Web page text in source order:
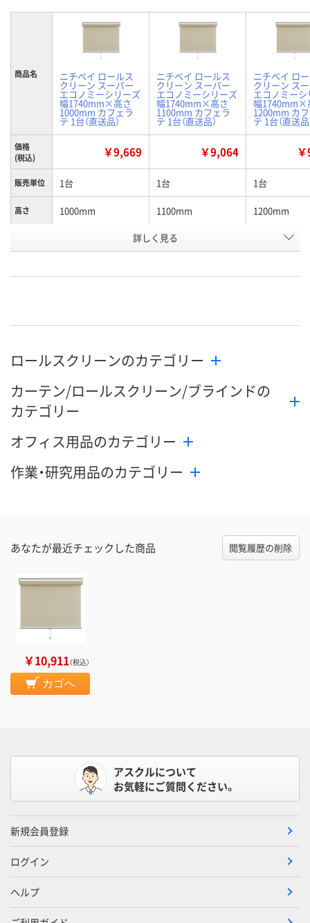
商品名 ニチベイ ロールス
クリーン スーパー
エコノミーシリーズ
幅1740mm×高さ
1000mm カフェラ
テ 1台（直送品）
ニチベイ ロールス
クリーン スーパー
エコノミーシリーズ
幅1740mm×高さ
1100mm カフェラ
テ 1台（直送品）
ニチベイ ロ
クリーン ス
エコノミー
幅1740mm×
1200mm カ
テ 1台（直送品
価格
(税込)
￥9,669 ￥9,064
販売単位 1台 1台 1台
高さ 1000mm 1100mm 1200mm
H854344 H854345
カゴへ カゴへ
詳しく見る
ロールスクリーンのカテゴリー
カーテン/ロールスクリーン/ブラインドの
カテゴリー
オフィス用品のカテゴリー
作業・研究用品のカテゴリー
あなたが最近チェックした商品 閲覧履歴の削除
￥10,911（税込）
カゴへ
アスクルについて
お気軽にご質問ください。
新規会員登録
ログイン
ヘルプ